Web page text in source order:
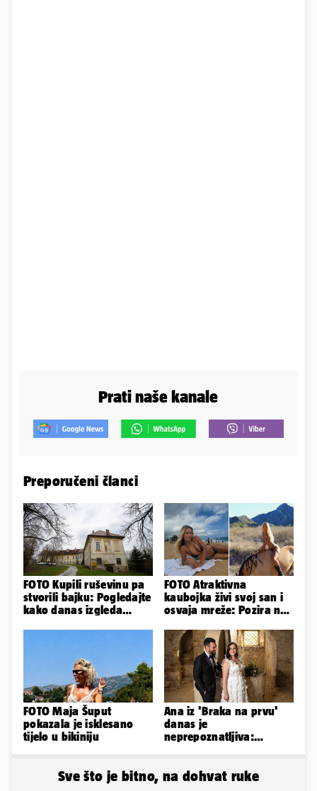
Prati naše kanale
Preporučeni članci
FOTO Kupili ruševinu pa
stvorili bajku: Pogledajte
kako danas izgleda
FOTO Atraktivna
kaubojka živi svoj san i
osvaja mreže: Pozira na
rodeu...
FOTO Maja Šuput
pokazala je isklesano
tijelo u bikiniju
Ana iz 'Braka na prvu'
danas je
neprepoznatljiva:
Sve što je bitno, na dohvat ruke